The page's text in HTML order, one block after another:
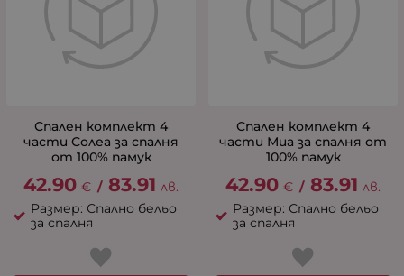
Спален комплект 4
части Солеа за спалня
от 100% памук
42.90 € / 83.91 лв.
Размер: Спално бельо
за спалня
Спален комплект 4
части Миа за спалня от
100% памук
42.90 € / 83.91 лв.
Размер: Спално бельо
за спалня